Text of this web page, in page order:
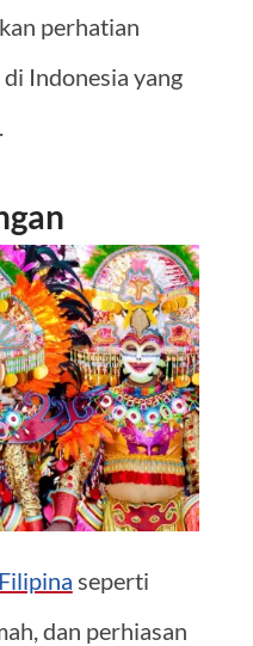
perhatian
Indonesia yang
seperti
dan perhiasan